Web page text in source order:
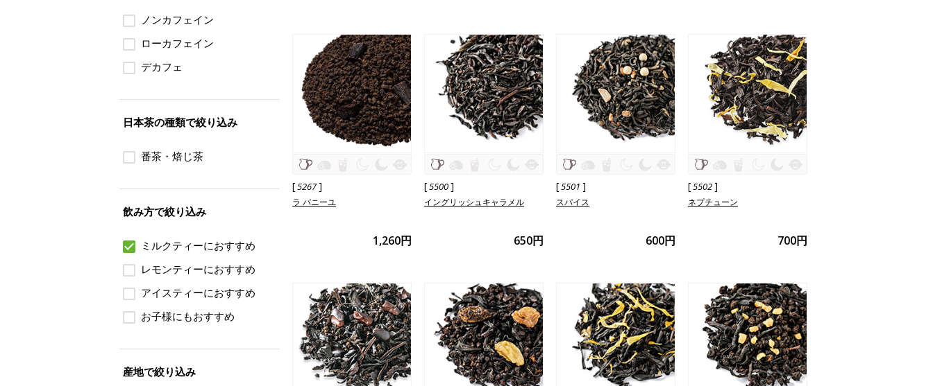
[5267]
ラ バニーユ
1,260円
[5500]
イングリッシュキャラメル
650円
[5501 ]
スパイス
600円
[5502]
ネプチューン
700円
ノンカフェイン
ローカフェイン
デカフェ
日本茶の種類で絞り込み
番茶・焙じ茶
飲み方で絞り込み
ミルクティーにおすすめ
レモンティーにおすすめ
アイスティーにおすすめ
お子様にもおすすめ
産地で絞り込み